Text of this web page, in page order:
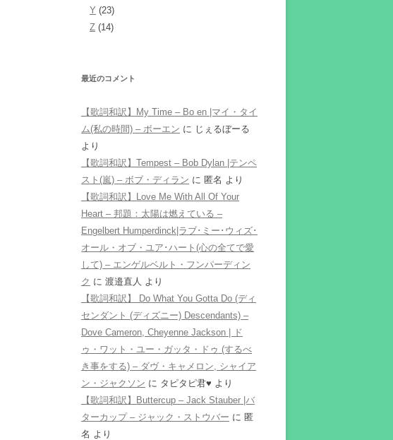
Y (23)
Z (14)
最近のコメント
【歌詞和訳】My Time – Bo en |マイ・タイ
ム(私の時間) – ボーエン に じぇるぼーる
より
【歌詞和訳】Tempest – Bob Dylan |テンペ
スト(嵐) – ボブ・ディラン に 匿名 より
【歌詞和訳】Love Me With All Of Your
Heart – 邦題：太陽は燃えている –
Engelbert Humperdinck|ラブ･ミー･ウィズ･
オール・オブ・ユア･ハート(心の全てで愛
して) – エンゲルベルト・フンパーディン
ク に 渡邉直人 より
【歌詞和訳】 Do What You Gotta Do (ディ
センダント (ディズニー) Descendants) –
Dove Cameron, Cheyenne Jackson | ド
ゥ・ワット・ユー・ガッタ・ドゥ (するべ
き事をする) – ダヴ・キャメロン, シャイア
ン・ジャクソン に タピタピ君♥️ より
【歌詞和訳】Buttercup – Jack Stauber |バ
ターカップ – ジャック・ストウバー に 匿
名 より